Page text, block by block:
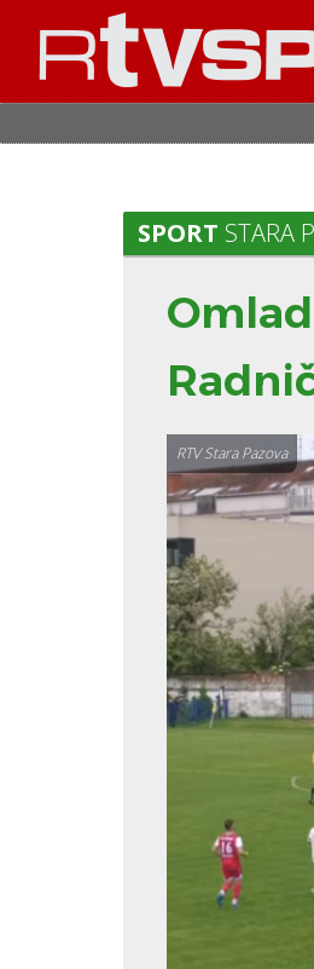
SPORT STARA
RTV Stara Pazova